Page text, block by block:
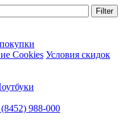
Filter
Cookies Условия скидок
988-000